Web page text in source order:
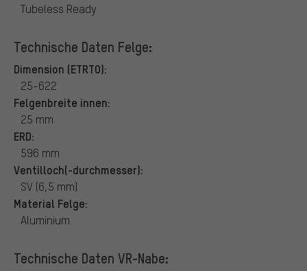
Tubeless Ready
Technische Daten Felge:
Dimension (ETRTO):
25-622
Felgenbreite innen:
25 mm
ERD:
596 mm
Ventilloch(-durchmesser):
SV (6,5 mm)
Material Felge:
Aluminium
Technische Daten VR-Nabe: